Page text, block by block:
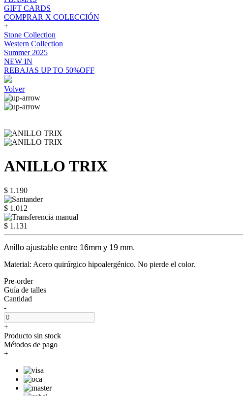
GIFT CARDS
COMPRAR X COLECCIÓN
+
Stone Collection
Western Collection
Summer 2025
NEW IN
REBAJAS UP TO 50%OFF
Volver
ANILLO TRIX
$ 1.190
$ 1.012
$ 1.131
Anillo ajustable entre 16mm y 19 mm.
Material: Acero quirúrgico hipoalergénico. No pierde el color.
Pre-order
Guía de talles
Cantidad
-
+
Producto sin stock
Métodos de pago
+